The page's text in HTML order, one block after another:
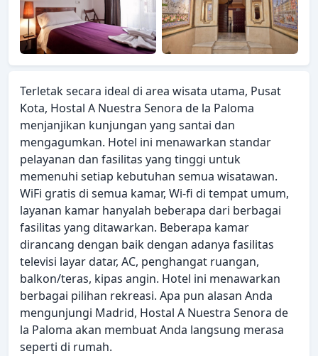
Terletak secara ideal di area wisata utama, Pusat
Kota, Hostal A Nuestra Senora de la Paloma
menjanjikan kunjungan yang santai dan
mengagumkan. Hotel ini menawarkan standar
pelayanan dan fasilitas yang tinggi untuk
memenuhi setiap kebutuhan semua wisatawan.
WiFi gratis di semua kamar, Wi-fi di tempat umum,
layanan kamar hanyalah beberapa dari berbagai
fasilitas yang ditawarkan. Beberapa kamar
dirancang dengan baik dengan adanya fasilitas
televisi layar datar, AC, penghangat ruangan,
balkon/teras, kipas angin. Hotel ini menawarkan
berbagai pilihan rekreasi. Apa pun alasan Anda
mengunjungi Madrid, Hostal A Nuestra Senora de
la Paloma akan membuat Anda langsung merasa
seperti di rumah.